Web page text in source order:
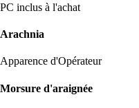
PC inclus à l'achat
Arachnia
Apparence d'Opérateur
Morsure d'araignée